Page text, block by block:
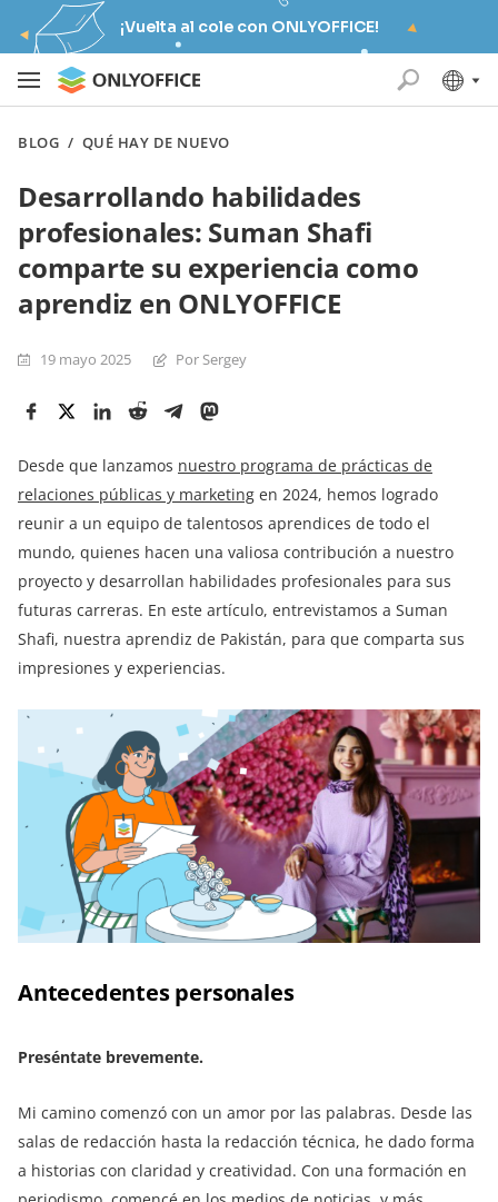
¡Vuelta al cole con ONLYOFFICE!
BLOG / QUÉ HAY DE NUEVO
Desarrollando habilidades
profesionales: Suman Shafi
comparte su experiencia como
aprendiz en ONLYOFFICE
19 mayo 2025 Por Sergey
Desde que lanzamos nuestro programa de prácticas de
relaciones públicas y marketing en 2024, hemos logrado
reunir a un equipo de talentosos aprendices de todo el
mundo, quienes hacen una valiosa contribución a nuestro
proyecto y desarrollan habilidades profesionales para sus
futuras carreras. En este artículo, entrevistamos a Suman
Shafi, nuestra aprendiz de Pakistán, para que comparta sus
impresiones y experiencias.
Antecedentes personales
Preséntate brevemente.
Mi camino comenzó con un amor por las palabras. Desde las
salas de redacción hasta la redacción técnica, he dado forma
a historias con claridad y creatividad. Con una formación en